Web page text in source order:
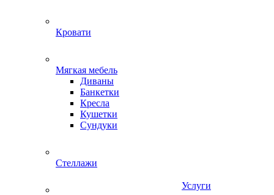
Кровати
Мягкая мебель
Диваны
Банкетки
Кресла
Кушетки
Сундуки
Стеллажи
Услуги